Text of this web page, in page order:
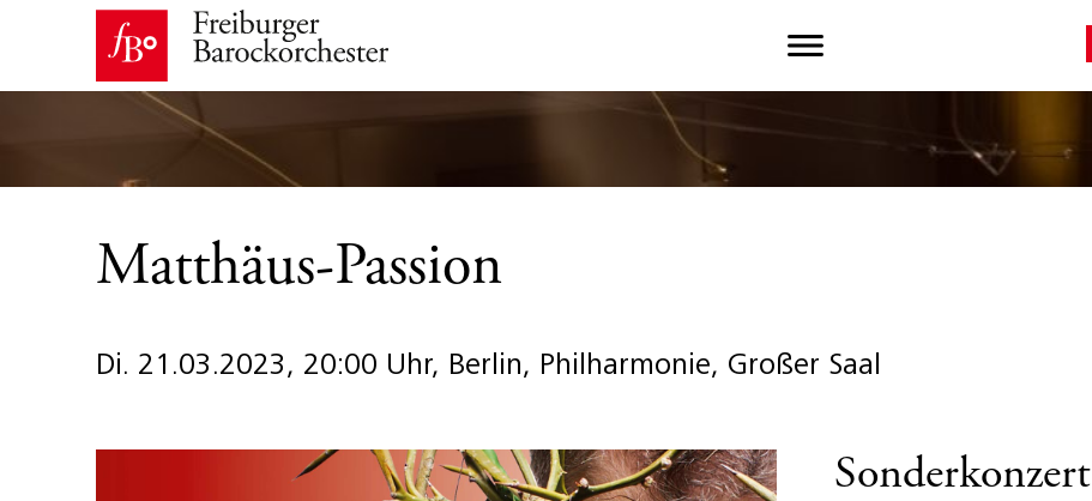
Matthäus-Passion
Di. 21.03.2023, 20:00 Uhr, Berlin, Philharmonie, Großer Saal
Sonderkonzert